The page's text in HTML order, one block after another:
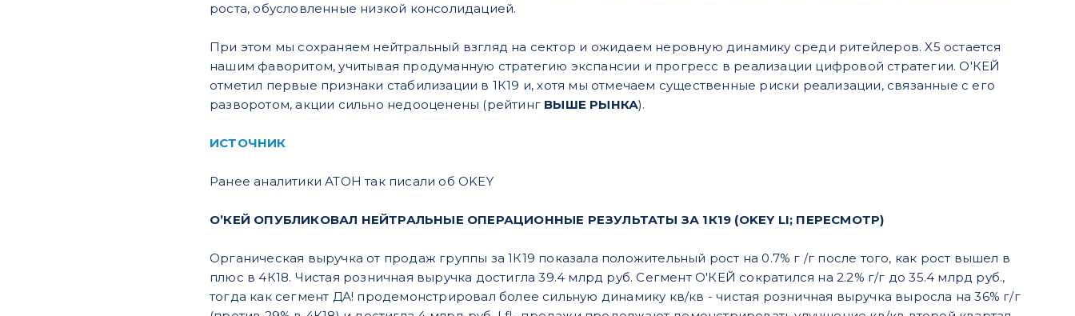
роста, обусловленные низкой консолидацией.
При этом мы сохраняем нейтральный взгляд на сектор и ожидаем неровную динамику среди ритейлеров. X5 остается
нашим фаворитом, учитывая продуманную стратегию экспансии и прогресс в реализации цифровой стратегии. О'КЕЙ
отметил первые признаки стабилизации в 1К19 и, хотя мы отмечаем существенные риски реализации, связанные с его
разворотом, акции сильно недооценены (рейтинг ВЫШЕ РЫНКА).
ИСТОЧНИК
Ранее аналитики АТОН так писали об OKEY
O’КЕЙ ОПУБЛИКОВАЛ НЕЙТРАЛЬНЫЕ ОПЕРАЦИОННЫЕ РЕЗУЛЬТАТЫ ЗА 1К19 (OKEY LI; ПЕРЕСМОТР)
Органическая выручка от продаж группы за 1К19 показала положительный рост на 0.7% г /г после того, как рост вышел в
плюс в 4К18. Чистая розничная выручка достигла 39.4 млрд руб. Сегмент O'КЕЙ сократился на 2.2% г/г до 35.4 млрд руб.,
тогда как сегмент ДА! продемонстрировал более сильную динамику кв/кв - чистая розничная выручка выросла на 36% г/г